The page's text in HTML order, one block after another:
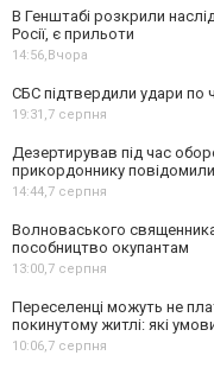
В Генштабі розкрили
Росії, є прильоти
14:56,Вчора
СБС підтвердили удари по
19:31,7 серпня
Дезертирував під час
прикордоннику
14:44,7 серпня
Волноваського
пособництво окупантам
13:00,7 серпня
Переселенці можуть не
покинутому житлі: які
10:06,7 серпня